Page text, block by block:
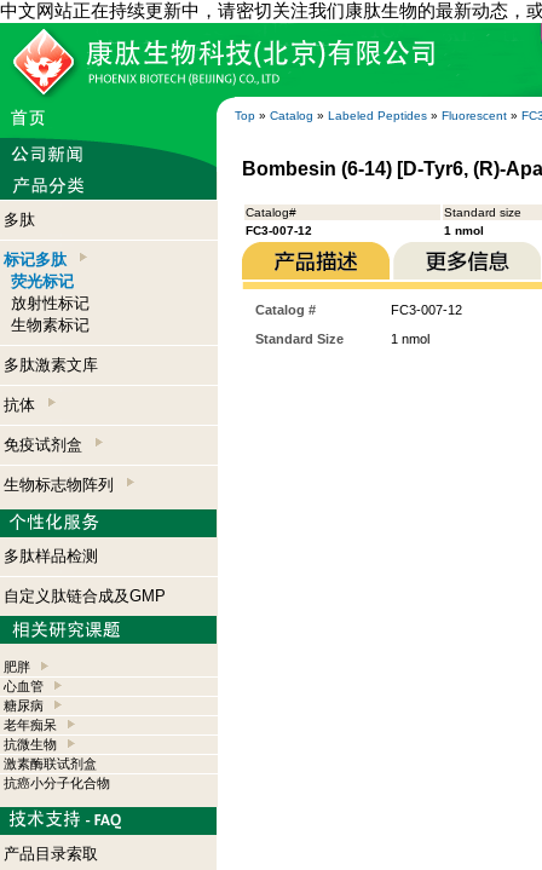
中文网站正在持续更新中，请密切关注我们康肽生物的最新动态，
Top » Catalog » Labeled Peptides » Fluorescent »
多肽
标记多肽
荧光标记
放射性标记
生物素标记
多肽激素文库
抗体
免疫试剂盒
生物标志物阵列
多肽样品检测
自定义肽链合成及GMP
肥胖
心血管
糖尿病
老年痴呆
抗微生物
激素酶联试剂盒
抗癌小分子化合物
产品目录索取
Bombesin (6-14) [D-Tyr6, (R)-
Catalog#
Standard size
FC3-007-12
1 nmol
Catalog #
FC3-007-12
Standard Size
1 nmol